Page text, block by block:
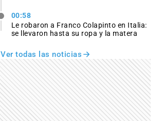
00:58
Le robaron a Franco Colapinto en Italia:
se llevaron hasta su ropa y la matera
Ver todas las noticias